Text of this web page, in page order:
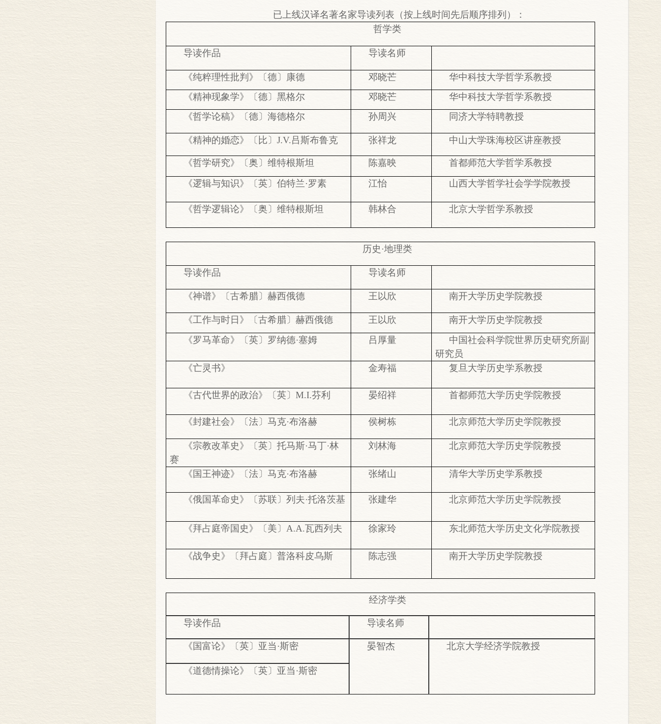
已上线汉译名著名家导读列表（按上线时间先后顺序排列）：
哲学类
导读作品 导读名师
《纯粹理性批判》〔德〕康德 邓晓芒
华中科技大学哲学系教授
《精神现象学》〔德〕黑格尔
邓晓芒
华中科技大学哲学系教授
《哲学论稿》〔德〕海德格尔
孙周兴 同济大学特聘教授
《精神的婚恋》〔比〕J.V.吕斯布鲁克 张祥龙 中山大学珠海校区讲座教授
《哲学研究》〔奥〕维特根斯坦 陈嘉映
首都师范大学哲学系教授
《逻辑与知识》〔英〕伯特兰·罗素
江怡 山西大学哲学社会学学院教授
《哲学逻辑论》〔奥〕维特根斯坦 韩林合 北京大学哲学系教授
历史·地理类
导读作品 导读名师
《神谱》〔古希腊〕赫西俄德 王以欣 南开大学历史学院教授
《工作与时日》〔古希腊〕赫西俄德 王以欣
南开大学历史学院教授
《罗马革命》〔英〕罗纳德·塞姆
吕厚量
中国社会科学院世界历史研究所副
研究员
《亡灵书》
金寿福 复旦大学历史学系教授
《古代世界的政治》〔英〕M.I.芬利 晏绍祥 首都师范大学历史学院教授
《封建社会》〔法〕马克·布洛赫 侯树栋 北京师范大学历史学院教授
《宗教改革史》〔英〕托马斯·马丁·林
赛
刘林海 北京师范大学历史学院教授
《国王神迹》〔法〕马克·布洛赫 张绪山 清华大学历史学系教授
《俄国革命史》〔苏联〕列夫·托洛茨基 张建华 北京师范大学历史学院教授
《拜占庭帝国史》〔美〕A.A.瓦西列夫 徐家玲 东北师范大学历史文化学院教授
《战争史》〔拜占庭〕普洛科皮乌斯 陈志强 南开大学历史学院教授
经济学类
导读作品 导读名师
《国富论》〔英〕亚当·斯密 晏智杰 北京大学经济学院教授
《道德情操论》〔英〕亚当·斯密